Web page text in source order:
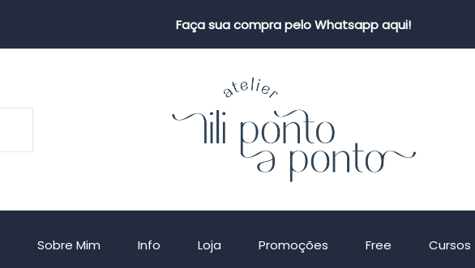
Faça sua compra pelo Whatsapp aqui!
Sobre Mim Info Loja Promoções Free Cursos